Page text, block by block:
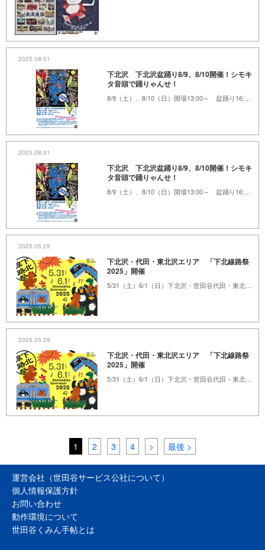
2025.08.01
下北沢 下北沢盆踊り8/9、8/10開催！シモキ
タ音頭で踊りゃんせ！
2025.08.01
下北沢 下北沢盆踊り8/9、8/10開催！シモキ
タ音頭で踊りゃんせ！
2025.05.29
下北沢・代田・東北沢エリア 「下北線路祭
2025」開催
2025.05.29
下北沢・代田・東北沢エリア 「下北線路祭
2025」開催
1 2 3 4 > 最後 >
運営会社（世田谷サービス公社について）
個人情報保護方針
お問い合わせ
動作環境について
世田谷くみん手帖とは